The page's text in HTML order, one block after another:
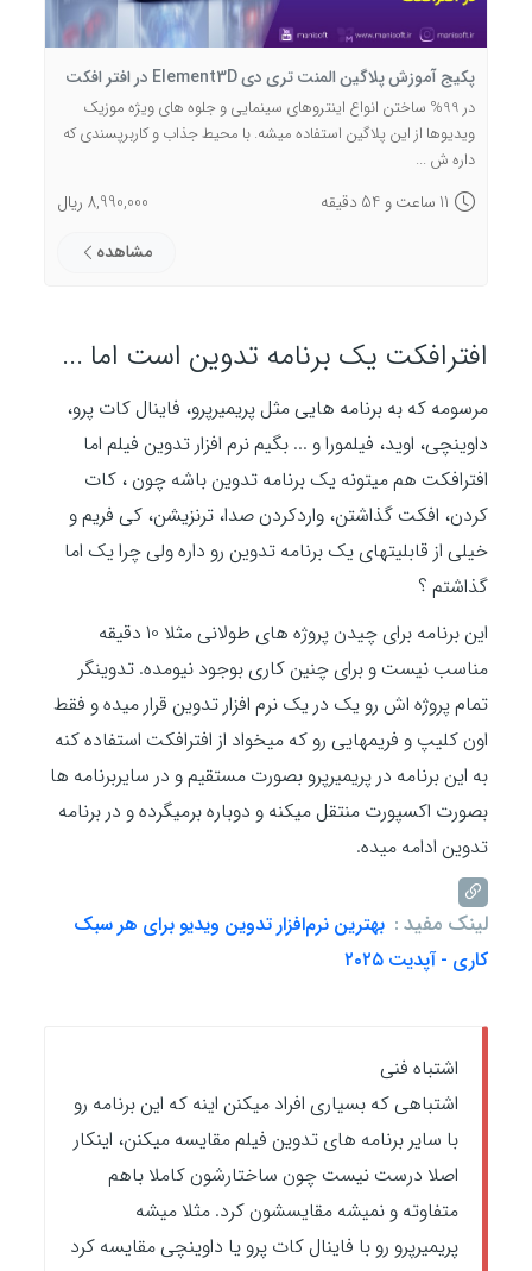
پکیج آموزش پلاگین المنت تری دی Element3D در افتر افکت
در 99% ساختن انواع اینتروهای سینمایی و جلوه های ویژه موزیک
ویدیوها از این پلاگین استفاده میشه. با محیط جذاب و کاربرپسندی که
داره ش ...
11 ساعت و 54 دقیقه
8,990,000 ریال
مشاهده
افترافکت یک برنامه تدوین است اما ...
مرسومه که به برنامه هایی مثل پریمیرپرو، فاینال کات پرو،
داوینچی، اوید، فیلمورا و ... بگیم نرم افزار تدوین فیلم اما
افترافکت هم میتونه یک برنامه تدوین باشه چون ، کات
کردن، افکت گذاشتن، واردکردن صدا، ترنزیشن، کی فریم و
خیلی از قابلیتهای یک برنامه تدوین رو داره ولی چرا یک اما
گذاشتم ؟
این برنامه برای چیدن پروژه های طولانی مثلا 10 دقیقه
مناسب نیست و برای چنین کاری بوجود نیومده. تدوینگر
تمام پروژه اش رو یک در یک نرم افزار تدوین قرار میده و فقط
اون کلیپ و فریمهایی رو که میخواد از افترافکت استفاده کنه
به این برنامه در پریمیرپرو بصورت مستقیم و در سایربرنامه ها
بصورت اکسپورت منتقل میکنه و دوباره برمیگرده و در برنامه
تدوین ادامه میده.
لینک مفید : بهترین نرم‌افزار تدوین ویدیو برای هر سبک
کاری - آپدیت ۲۰۲۵
اشتباه فنی
اشتباهی که بسیاری افراد میکنن اینه که این برنامه رو
با سایر برنامه های تدوین فیلم مقایسه میکنن، اینکار
اصلا درست نیست چون ساختارشون کاملا باهم
متفاوته و نمیشه مقایسشون کرد. مثلا میشه
پریمیرپرو رو با فاینال کات پرو یا داوینچی مقایسه کرد